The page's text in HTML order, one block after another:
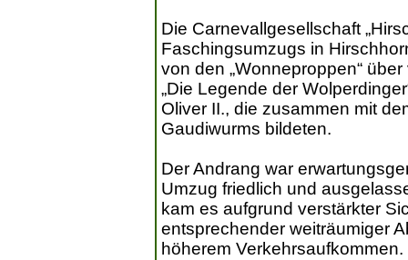
Die Carnevallgesellschaft
Faschingsumzugs in
von den „Wonneproppen“
„Die Legende der
Oliver II., die zusammen mit
Gaudiwurms bildeten.
Der Andrang war
Umzug friedlich und
kam es aufgrund verstärkter
entsprechender weiträumiger
höherem Verkehrsaufkommen.